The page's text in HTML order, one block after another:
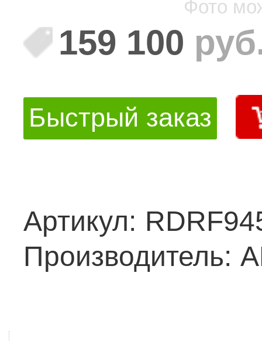
159 100
Быстрый заказ
Артикул:
Производитель:
Фото